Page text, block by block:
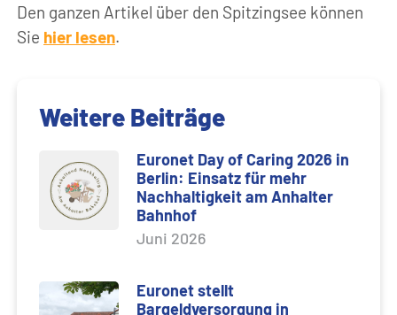
Den ganzen Artikel über den Spitzingsee können
Sie hier lesen.
Weitere Beiträge
Euronet Day of Caring 2026 in
Berlin: Einsatz für mehr
Nachhaltigkeit am Anhalter
Bahnhof
Juni 2026
Euronet stellt
Bargeldversorgung in